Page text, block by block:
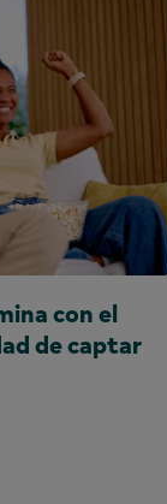
con el
de captar